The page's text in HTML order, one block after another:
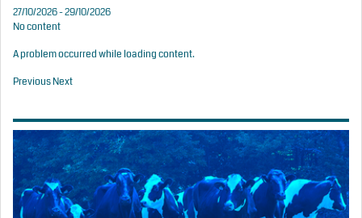
27/10/2026 - 29/10/2026
No content
A problem occurred while loading content.
PreviousNext